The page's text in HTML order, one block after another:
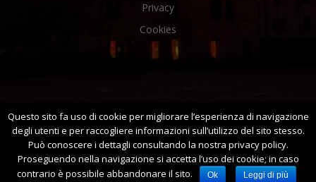
Privacy
Cookies
© 2017 – Parrocchia Santi Ippolito e Cassiano Olgiate Comasco
Rinnova o modifica la tua autorizzazione ai cookie
Questo sito fa uso di cookie per migliorare l’esperienza di navigazione
degli utenti e per raccogliere informazioni sull’utilizzo del sito stesso.
Può conoscere i dettagli consultando la nostra privacy policy.
Proseguendo nella navigazione si accetta l’uso dei cookie; in caso
contrario è possibile abbandonare il sito.
Ok Leggi di più